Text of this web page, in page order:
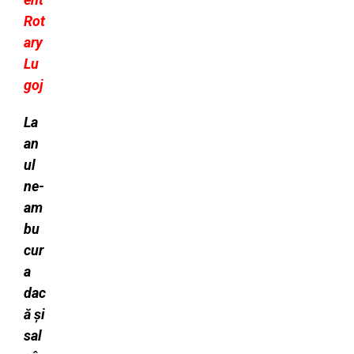
Rot
ary
Lu
goj
La
an
ul
ne-
am
bu
cur
a
dac
ă și
sal